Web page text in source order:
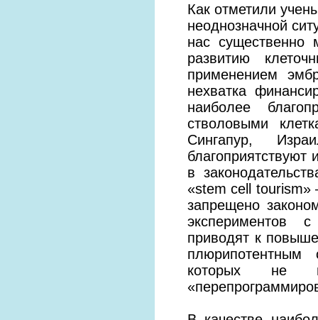
Как отметили
неоднозначной
нас
развитию
применением
нехватка
наиболее
стволовыми
Сингапур,
в
«stem cell tourism»
запрещено
экспериментов
приводят к
плюрипотентным
которых не